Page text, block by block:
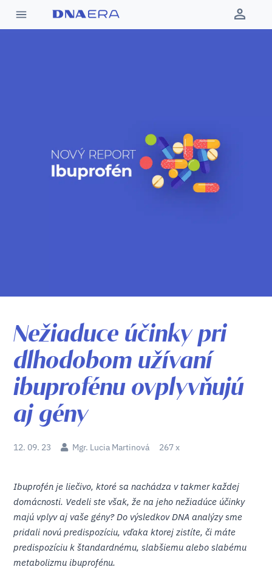
Nežiaduce účinky pri
dlhodobom užívaní
ibuprofénu ovplyvňujú
aj gény
12. 09. 23 Mgr. Lucia Martinová 267 x
Ibuprofén je liečivo, ktoré sa nachádza v takmer každej
domácnosti. Vedeli ste však, že na jeho nežiadúce účinky
majú vplyv aj vaše gény? Do výsledkov DNA analýzy sme
pridali novú predispozíciu, vďaka ktorej zistíte, či máte
predispozíciu k štandardnému, slabšiemu alebo slabému
metabolizmu ibuprofénu.